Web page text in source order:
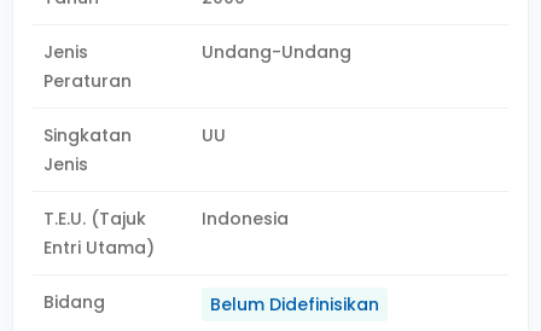
Jenis
Peraturan
Undang-Undang
Singkatan
Jenis
UU
T.E.U. (Tajuk
Entri Utama)
Indonesia
Bidang Belum Didefinisikan